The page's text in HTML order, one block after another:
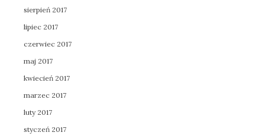
sierpień 2017
lipiec 2017
czerwiec 2017
maj 2017
kwiecień 2017
marzec 2017
luty 2017
styczeń 2017